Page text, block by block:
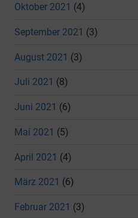
Oktober 2021 (4)
September 2021 (3)
August 2021 (3)
Juli 2021 (8)
Juni 2021 (6)
Mai 2021 (5)
April 2021 (4)
März 2021 (6)
Februar 2021 (3)